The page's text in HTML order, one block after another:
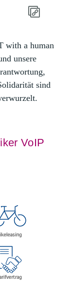
with a human
unsere
sind
VoIP